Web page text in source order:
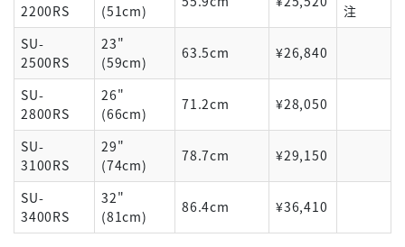
2200RS
(51cm)
注
SU-
2500RS
23"
(59cm)
63.5cm ¥26,840
SU-
2800RS
26"
(66cm)
71.2cm ¥28,050
SU-
3100RS
29"
(74cm)
78.7cm ¥29,150
SU-
3400RS
32"
(81cm)
86.4cm ¥36,410